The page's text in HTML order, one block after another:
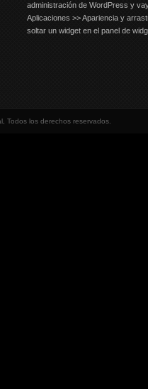
administración de WordPress y
Aplicaciones >> Apariencia y
soltar un widget en el panel de
Todos los derechos reservados.